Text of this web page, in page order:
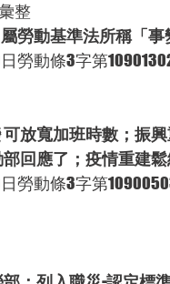
整
勞動基準法所稱「事
勞動條3字第
放寬加班時數；振
回應了；疫情重建
勞動條3字第